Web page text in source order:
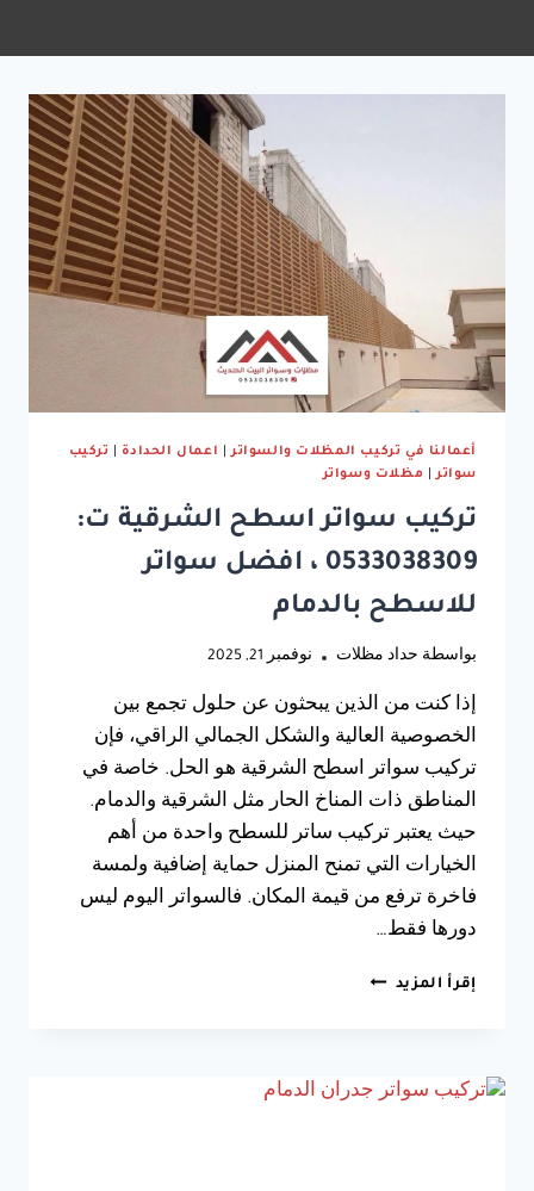
أعمالنا في تركيب المظلات والسواتر| اعمال الحدادة
تركيب
سواتر| مظلات وسواتر
تركيب سواتر اسطح الشرقية ت:
0533038309 ، افضل سواتر
للاسطح بالدمام
بواسطة حداد مظلات نوفمبر 21, 2025
إذا كنت من الذين يبحثون عن حلول تجمع بين
الخصوصية العالية والشكل الجمالي الراقي، فإن
تركيب سواتر اسطح الشرقية هو الحل. خاصة في
المناطق ذات المناخ الحار مثل الشرقية والدمام.
حيث يعتبر تركيب ساتر للسطح واحدة من أهم
الخيارات التي تمنح المنزل حماية إضافية ولمسة
فاخرة ترفع من قيمة المكان. فالسواتر اليوم ليس
دورها فقط…
إقرأ المزيد تركيب
0533038309